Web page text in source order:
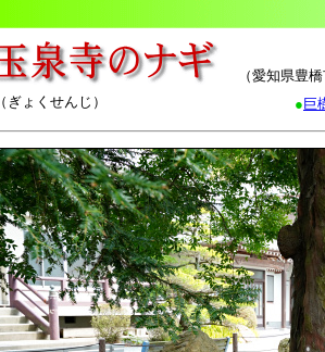
（愛知県豊橋
（ぎょくせんじ）
● 巨